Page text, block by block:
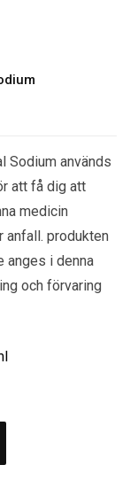
Sodium används
att få dig att
medicin
anfall. produkten
anges i denna
och förvaring